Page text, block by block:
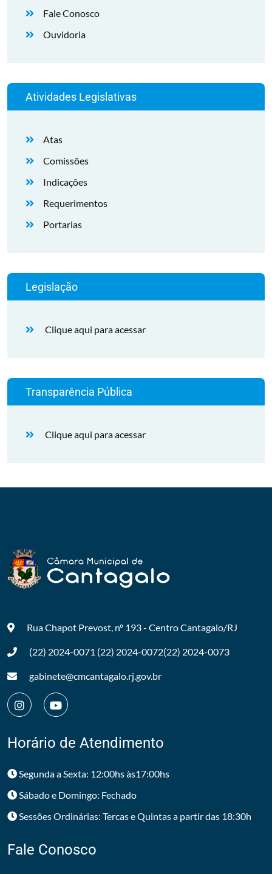
Fale Conosco
Ouvidoria
Atividades Legislativas
Atas
Comissões
Indicações
Requerimentos
Portarias
Legislação
Clique aqui para acessar
Transparência Pública
Clique aqui para acessar
Rua Chapot Prevost, nº 193 - CentroCantagalo/RJ
(22) 2024-0071 (22) 2024-0072(22) 2024-0073
gabinete@cmcantagalo.rj.gov.br
Horário de Atendimento
Segunda a Sexta: 12:00hs às17:00hs
Sábado e Domingo: Fechado
Sessões Ordinárias: Tercas e Quintas a partir das 18:30h
Fale Conosco